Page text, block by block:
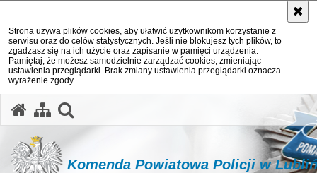
Strona używa plików cookies, aby ułatwić użytkownikom korzystanie z
serwisu oraz do celów statystycznych. Jeśli nie blokujesz tych plików, to
zgadzasz się na ich użycie oraz zapisanie w pamięci urządzenia.
Pamiętaj, że możesz samodzielnie zarządzać cookies, zmieniając
ustawienia przeglądarki. Brak zmiany ustawienia przeglądarki oznacza
wyrażenie zgody.
Komenda Powiatowa Policji w